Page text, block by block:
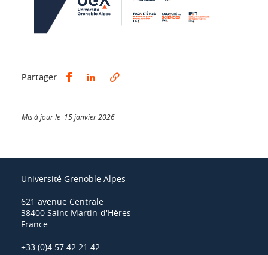
Partager Partager sur Facebook
Partager sur LinkedIn
Mis à jour le 15 janvier 2026
Université Grenoble Alpes
621 avenue Centrale
38400 Saint-Martin-d'Hères
France
+33 (0)4 57 42 21 42